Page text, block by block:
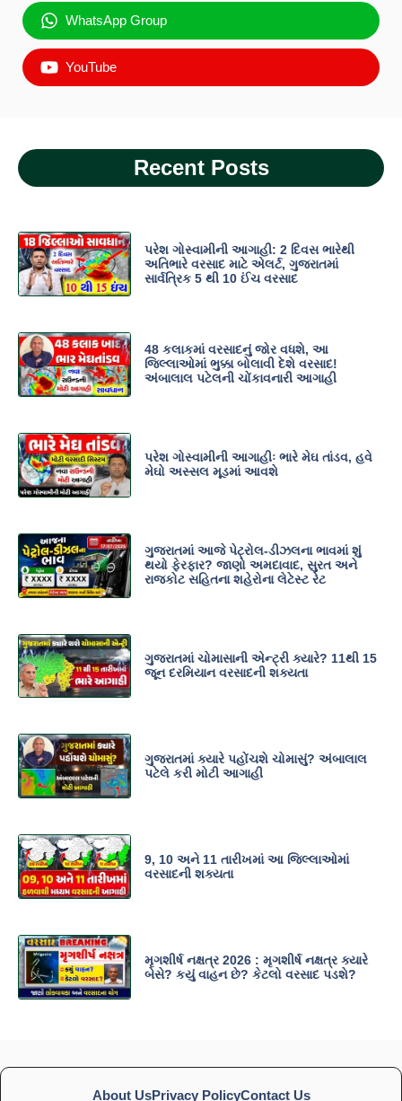
WhatsApp Group
YouTube
Recent Posts
પરેશ ગોસ્વામીની આગાહી: 2 દિવસ ભારેથી
અતિભારે વરસાદ માટે એલર્ટ, ગુજરાતમાં
સાર્વત્રિક 5 થી 10 ઈંચ વરસાદ
48 કલાકમાં વરસાદનું જોર વધશે, આ
જિલ્લાઓમાં ભુક્કા બોલાવી દેશે વરસાદ!
અંબાલાલ પટેલની ચોંકાવનારી આગાહી
પરેશ ગોસ્વામીની આગાહીઃ ભારે મેઘ તાંડવ, હવે
મેઘો અસ્સલ મૂડમાં આવશે
ગુજરાતમાં આજે પેટ્રોલ-ડીઝલના ભાવમાં શું
થયો ફેરફાર? જાણો અમદાવાદ, સુરત અને
રાજકોટ સહિતના શહેરોના લેટેસ્ટ રેટ
ગુજરાતમાં ચોમાસાની એન્ટ્રી ક્યારે? 11થી 15
જૂન દરમિયાન વરસાદની શક્યતા
ગુજરાતમાં ક્યારે પહોંચશે ચોમાસું? અંબાલાલ
પટેલે કરી મોટી આગાહી
9, 10 અને 11 તારીખમાં આ જિલ્લાઓમાં
વરસાદની શક્યતા
મૃગશીર્ષ નક્ષત્ર 2026 : મૃગશીર્ષ નક્ષત્ર ક્યારે
બેસે? કયું વાહન છે? કેટલો વરસાદ પડશે?
About UsPrivacy PolicyContact Us